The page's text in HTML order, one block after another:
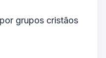
grupos cristãos